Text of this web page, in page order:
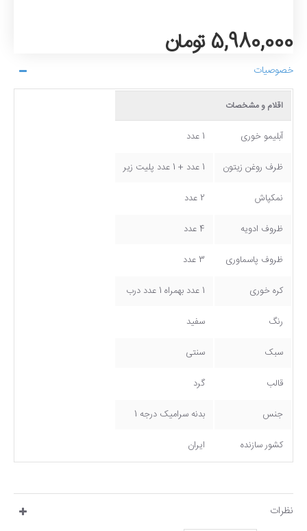
5,980,000 تومان
خصوصیات
اقلام و مشخصات
آبلیمو خوری 1 عدد
ظرف روغن زیتون 1 عدد + 1 عدد پلیت زیر
نمکپاش 2 عدد
ظروف ادویه 4 عدد
ظروف پاسماوری 3 عدد
کره خوری 1 عدد بهمراه 1 عدد درب
رنگ سفید
سبک سنتی
قالب گرد
جنس بدنه سرامیک درجه 1
کشور سازنده ایران
نظرات